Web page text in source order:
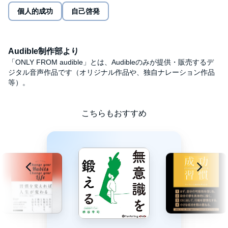
多いと思います。
筆者もそのひとりでした。
なぜ現実化されないのか…。
筆者はまわりにいた成功者を分析して、
たどり着いたひとつの結論が
【思考の文字化】でした。
思考を文字化しているかどうかが、
現実化できるかどうかの分岐点だったのです。
個人的成功 自己啓発
Audible制作部より
「ONLY FROM audible」とは、Audibleのみが提供・販売するデ
ジタル音声作品です（オリジナル作品や、独自ナレーション作品
等）。
こちらもおすすめ